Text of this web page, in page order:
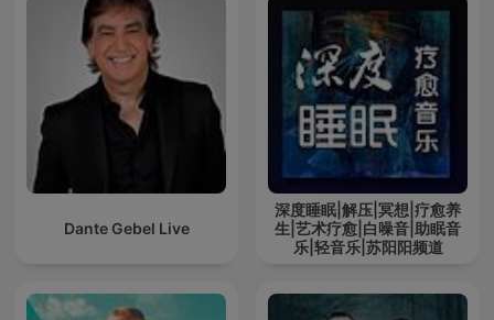
Dante Gebel Live
深度睡眠|解压|冥想|疗愈养
生|艺术疗愈|白噪音|助眠音
乐|轻音乐|苏阳阳频道